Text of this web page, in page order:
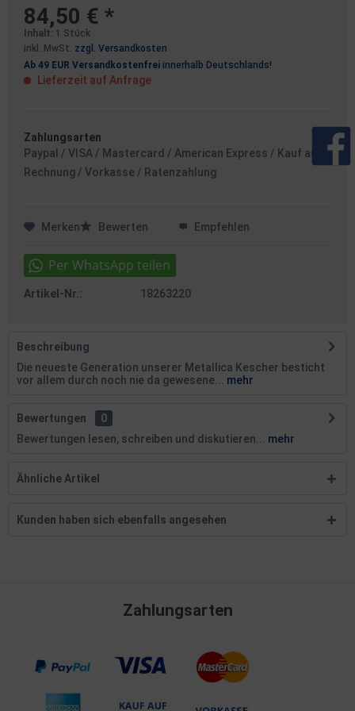
84,50 € *
Inhalt: 1 Stück
inkl. MwSt. zzgl. Versandkosten
Ab 49 EUR Versandkostenfrei innerhalb Deutschlands!
Lieferzeit auf Anfrage
Zahlungsarten
Paypal / VISA / Mastercard / American Express / Kauf auf
Rechnung / Vorkasse / Ratenzahlung
Merken Bewerten Empfehlen
Artikel-Nr.: 18263220
Beschreibung
Die neueste Generation unserer Metallica Kescher besticht
vor allem durch noch nie da gewesene...
mehr
Bewertungen
0
Bewertungen lesen, schreiben und diskutieren...
mehr
Ähnliche Artikel
Kunden haben sich ebenfalls angesehen
Zahlungsarten